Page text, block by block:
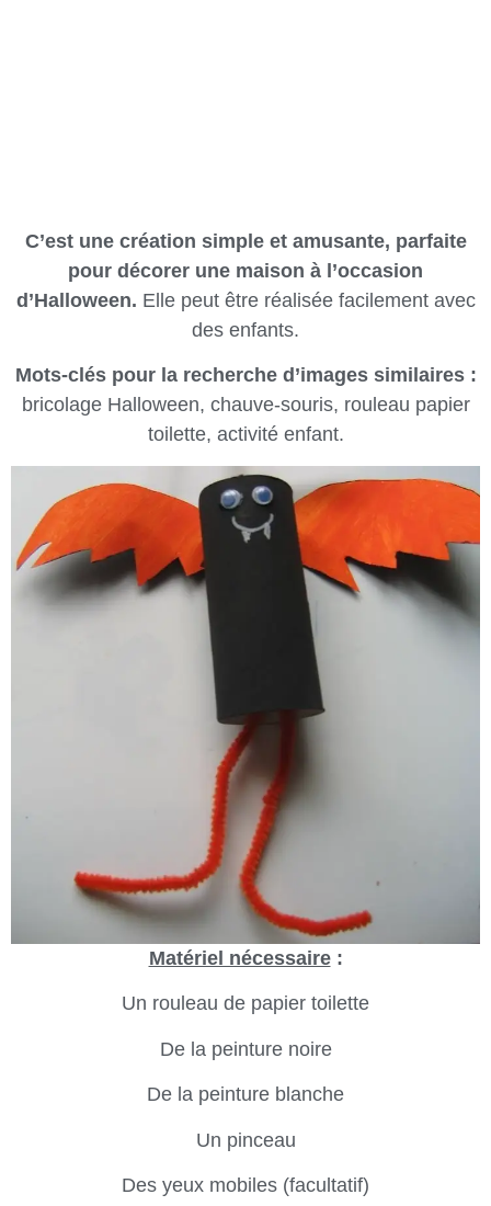
C’est une création simple et amusante, parfaite
pour décorer une maison à l’occasion
d’Halloween. Elle peut être réalisée facilement avec
des enfants.
Mots-clés pour la recherche d’images similaires :
bricolage Halloween, chauve-souris, rouleau papier
toilette, activité enfant.
Matériel nécessaire:
Un rouleau de papier toilette
De la peinture noire
De la peinture blanche
Un pinceau
Des yeux mobiles (facultatif)